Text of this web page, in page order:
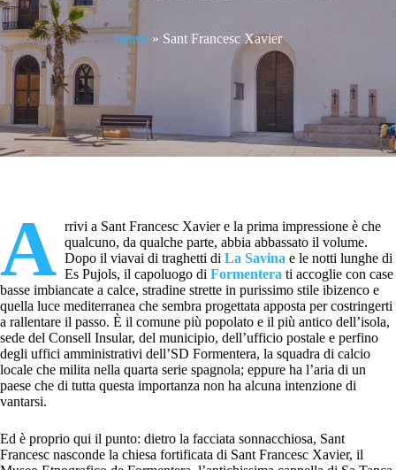
Home» Sant Francesc Xavier
A rrivi a Sant Francesc Xavier e la prima impressione è che
qualcuno, da qualche parte, abbia abbassato il volume.
Dopo il viavai di traghetti di La Savina e le notti lunghe di
Es Pujols, il capoluogo di Formentera ti accoglie con case
basse imbiancate a calce, stradine strette in purissimo stile ibizenco e
quella luce mediterranea che sembra progettata apposta per costringerti
a rallentare il passo. È il comune più popolato e il più antico dell’isola,
sede del Consell Insular, del municipio, dell’ufficio postale e perfino
degli uffici amministrativi dell’SD Formentera, la squadra di calcio
locale che milita nella quarta serie spagnola; eppure ha l’aria di un
paese che di tutta questa importanza non ha alcuna intenzione di
vantarsi.
Ed è proprio qui il punto: dietro la facciata sonnacchiosa, Sant
Francesc nasconde la chiesa fortificata di Sant Francesc Xavier, il